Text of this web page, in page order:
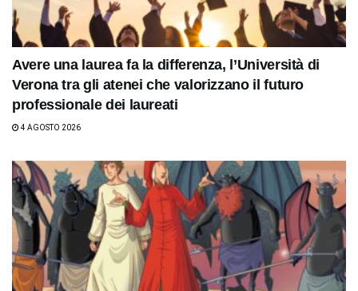
Avere una laurea fa la differenza, l’Università di
Verona tra gli atenei che valorizzano il futuro
professionale dei laureati
4 AGOSTO 2026